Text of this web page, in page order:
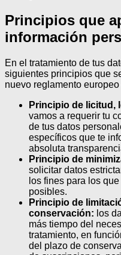
Principios que
información
En el tratamiento de tus
siguientes principios que
nuevo reglamento
Principio de licitud,
vamos a requerir tu
de tus datos
específicos que te
absoluta
Principio de
solicitar datos
los fines para los
posibles.
Principio de
conservación: los
más tiempo del
tratamiento, en
del plazo de